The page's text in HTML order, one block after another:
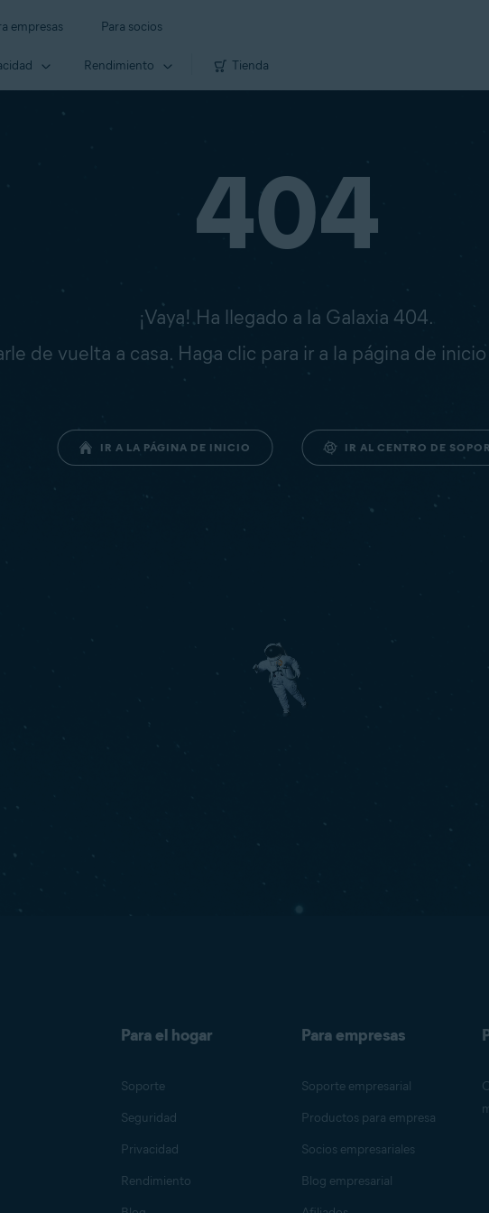
empresas Para socios
Rendimiento Tienda
404
¡Vaya! Ha llegado a la Galaxia 404.
de vuelta a casa. Haga clic para ir a la página de
IR A LA PÁGINA DE INICIO IR AL CENTRO DE
Para el hogar
Soporte
Seguridad
Privacidad
Rendimiento
Para empresas
Soporte empresarial
Productos para empresa
Socios empresariales
Blog empresarial